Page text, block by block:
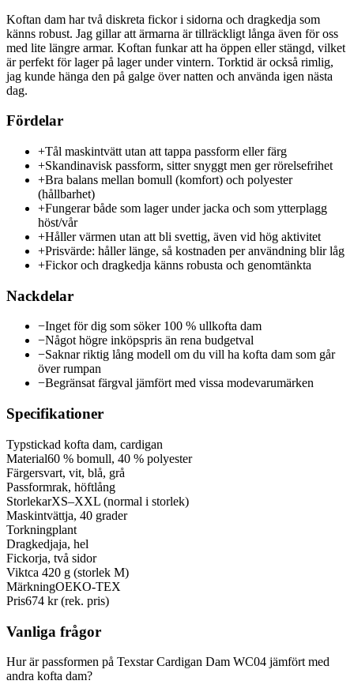
Koftan dam har två diskreta fickor i sidorna och dragkedja som
känns robust. Jag gillar att ärmarna är tillräckligt långa även för oss
med lite längre armar. Koftan funkar att ha öppen eller stängd, vilket
är perfekt för lager på lager under vintern. Torktid är också rimlig,
jag kunde hänga den på galge över natten och använda igen nästa
dag.
Fördelar
+Tål maskintvätt utan att tappa passform eller färg
+Skandinavisk passform, sitter snyggt men ger rörelsefrihet
+Bra balans mellan bomull (komfort) och polyester
(hållbarhet)
+Fungerar både som lager under jacka och som ytterplagg
höst/vår
+Håller värmen utan att bli svettig, även vid hög aktivitet
+Prisvärde: håller länge, så kostnaden per användning blir låg
+Fickor och dragkedja känns robusta och genomtänkta
Nackdelar
−Inget för dig som söker 100 % ullkofta dam
−Något högre inköpspris än rena budgetval
−Saknar riktig lång modell om du vill ha kofta dam som går
över rumpan
−Begränsat färgval jämfört med vissa modevarumärken
Specifikationer
Typstickad kofta dam, cardigan
Material60 % bomull, 40 % polyester
Färgersvart, vit, blå, grå
Passformrak, höftlång
StorlekarXS–XXL (normal i storlek)
Maskintvättja, 40 grader
Torkningplant
Dragkedjaja, hel
Fickorja, två sidor
Viktca 420 g (storlek M)
MärkningOEKO-TEX
Pris674 kr (rek. pris)
Vanliga frågor
Hur är passformen på Texstar Cardigan Dam WC04 jämfört med
andra kofta dam?